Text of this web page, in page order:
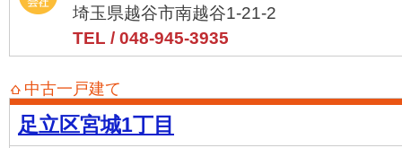
埼玉県越谷市南越谷1-21-2
TEL / 048-945-3935
中古一戸建て
足立区宮城1丁目